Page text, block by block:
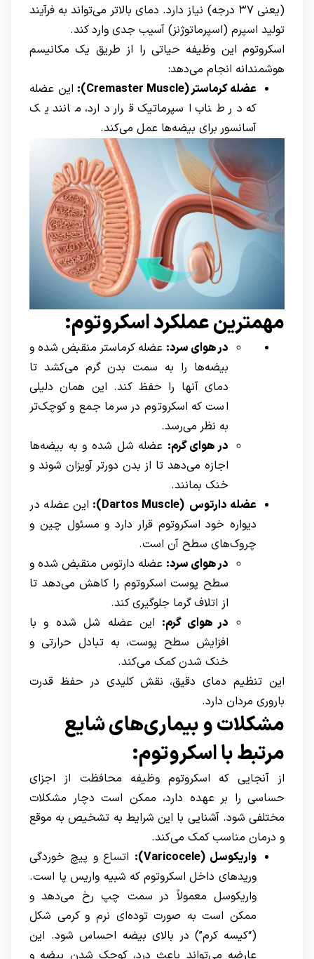
(یعنی ۳۷ درجه) نیاز دارد. دمای بالاتر می‌تواند به فرآیند
تولید اسپرم (اسپرماتوژنز) آسیب جدی وارد کند.
اسکروتوم این وظیفه حیاتی را از طریق یک مکانیسم
هوشمندانه انجام می‌دهد:
عضله کرماستر(Cremaster Muscle):
این عضله
که در طناب اسپرماتیک قرار دارد، مانند یک
آسانسور برای بیضه‌ها عمل می‌کند.
مهمترین عملکرد اسکروتوم:
در هوای سرد: عضله کرماستر منقبض شده و
بیضه‌ها را به سمت بدن گرم می‌کشد تا
دمای آنها را حفظ کند. این همان دلیلی
است که اسکروتوم در سرما جمع و کوچک‌تر
به نظر می‌رسد.
در هوای گرم: عضله شل شده و به بیضه‌ها
اجازه می‌دهد تا از بدن دورتر آویزان شوند و
خنک بمانند.
عضله دارتوس (Dartos Muscle):
این عضله در
دیواره خود اسکروتوم قرار دارد و مسئول چین و
چروک‌های سطح آن است.
در هوای سرد: عضله دارتوس منقبض شده و
سطح پوست اسکروتوم را کاهش می‌دهد تا
از اتلاف گرما جلوگیری کند.
در هوای گرم: این عضله شل شده و با
افزایش سطح پوست، به تبادل حرارتی و
خنک شدن کمک می‌کند.
این تنظیم دمای دقیق، نقش کلیدی در حفظ قدرت
باروری مردان دارد.
مشکلات و بیماری‌های شایع
مرتبط با اسکروتوم:
از آنجایی که اسکروتوم وظیفه محافظت از اجزای
حساسی را بر عهده دارد، ممکن است دچار مشکلات
مختلفی شود. آشنایی با این شرایط به تشخیص به موقع
و درمان مناسب کمک می‌کند.
واریکوسل (Varicocele)
: اتساع و پیچ ‌خوردگی
وریدهای داخل اسکروتوم که شبیه واریس پا است.
واریکوسل معمولاً در سمت چپ رخ می‌دهد و
ممکن است به صورت توده‌ای نرم و کرمی شکل
(“کیسه کرم”) در بالای بیضه احساس شود. این
عارضه می‌تواند باعث درد، کوچک شدن بیضه و